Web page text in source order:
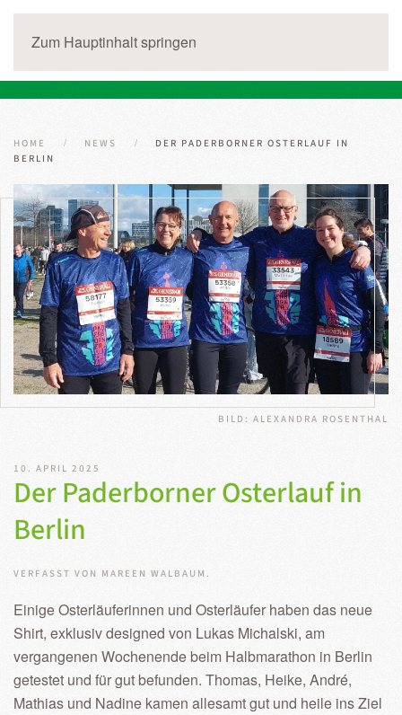
Zum Hauptinhalt springen
HOME NEWS
DER PADERBORNER OSTERLAUF IN
BERLIN
BILD: ALEXANDRA ROSENTHAL
10. APRIL 2025
Der Paderborner Osterlauf in
Berlin
VERFASST VON MAREEN WALBAUM.
Einige Osterläuferinnen und Osterläufer haben das neue
Shirt, exklusiv designed von Lukas Michalski, am
vergangenen Wochenende beim Halbmarathon in Berlin
getestet und für gut befunden. Thomas, Heike, André,
Mathias und Nadine kamen allesamt gut und heile ins Ziel